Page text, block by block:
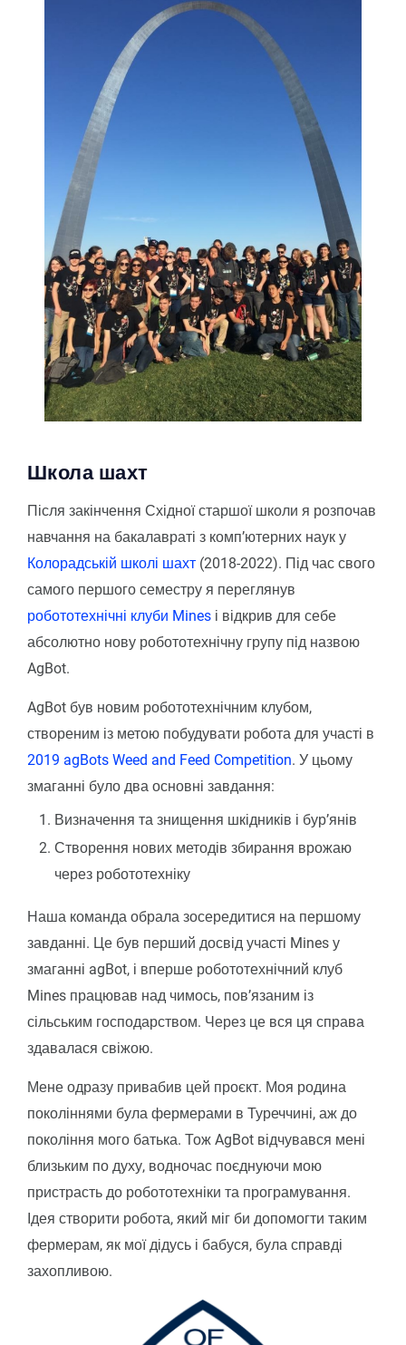
Школа шахт
Після закінчення Східної старшої школи я розпочав
навчання на бакалавраті з комп’ютерних наук у
Колорадській школі шахт (2018-2022). Під час свого
самого першого семестру я переглянув
робототехнічні клуби Mines і відкрив для себе
абсолютно нову робототехнічну групу під назвою
AgBot.
AgBot був новим робототехнічним клубом,
створеним із метою побудувати робота для участі в
2019 agBots Weed and Feed Competition. У цьому
змаганні було два основні завдання:
Визначення та знищення шкідників і бур’янів
Створення нових методів збирання врожаю
через робототехніку
Наша команда обрала зосередитися на першому
завданні. Це був перший досвід участі Mines у
змаганні agBot, і вперше робототехнічний клуб
Mines працював над чимось, пов’язаним із
сільським господарством. Через це вся ця справа
здавалася свіжою.
Мене одразу привабив цей проєкт. Моя родина
поколіннями була фермерами в Туреччині, аж до
покоління мого батька. Тож AgBot відчувався мені
близьким по духу, водночас поєднуючи мою
пристрасть до робототехніки та програмування.
Ідея створити робота, який міг би допомогти таким
фермерам, як мої дідусь і бабуся, була справді
захопливою.